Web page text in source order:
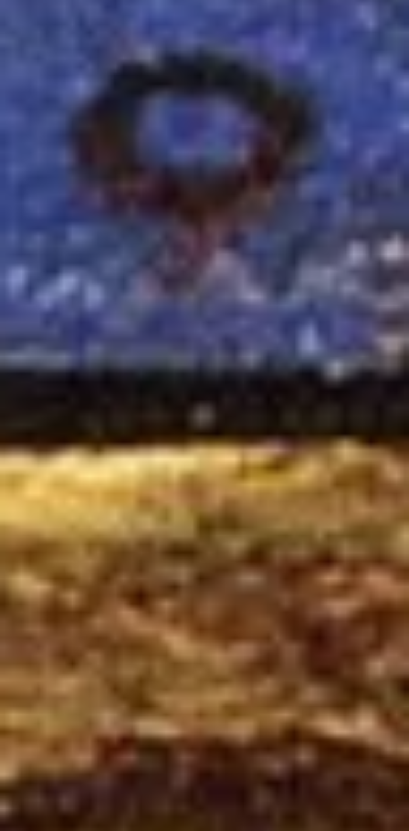
O Rei Viking Eric Bloodaxe, cujo nome é tão aterrorizante quanto